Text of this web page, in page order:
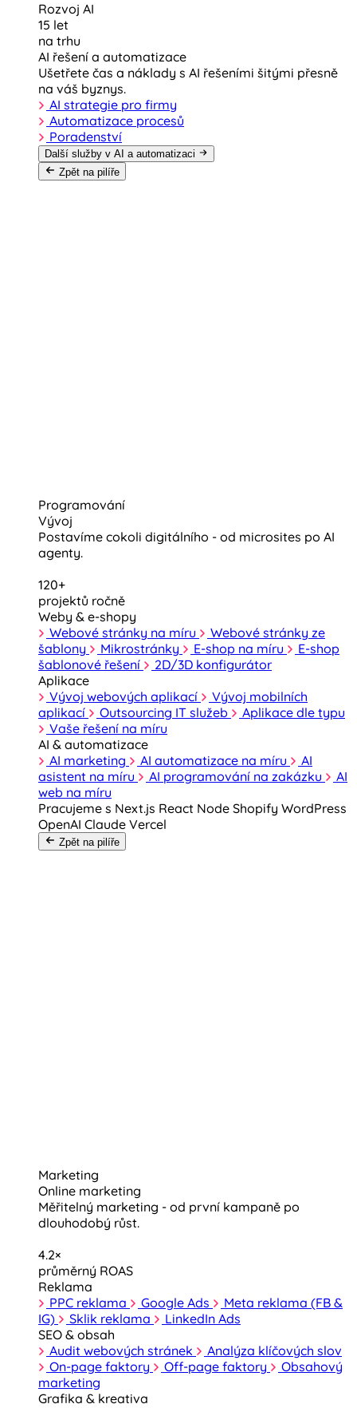
Rozvoj AI
15 let
na trhu
AI řešení a automatizace
Ušetřete čas a náklady s AI řešeními šitými přesně
na váš byznys.
AI strategie pro firmy
Automatizace procesů
Poradenství
Další služby v AI a automatizaci
Zpět na pilíře
Programování
Vývoj
Postavíme cokoli digitálního - od microsites po AI
agenty.
120+
projektů ročně
Weby & e-shopy
Webové stránky na míru
Webové stránky ze
šablony
Mikrostránky E-shop na míru
E-shop
šablonové řešení
2D/3D konfigurátor
Aplikace
Vývoj webových aplikací
Vývoj mobilních
aplikací
Outsourcing IT služeb
Aplikace dle typu
Vaše řešení na míru
AI & automatizace
AI marketing
AI automatizace na míru
AI
asistent na míru
AI programování na zakázku
AI
web na míru
Pracujeme s Next.js React Node Shopify WordPress
OpenAI Claude Vercel
Zpět na pilíře
Marketing
Online marketing
Měřitelný marketing - od první kampaně po
dlouhodobý růst.
4.2×
průměrný ROAS
Reklama
PPC reklama
Google Ads
Meta reklama (FB &
IG)
Sklik reklama
LinkedIn Ads
SEO & obsah
Audit webových stránek
Analýza klíčových slov
On-page faktory
Off-page faktory
Obsahový
marketing
Grafika & kreativa